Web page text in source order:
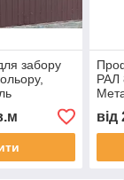
забору
8017,
RAL
РАЛ
від